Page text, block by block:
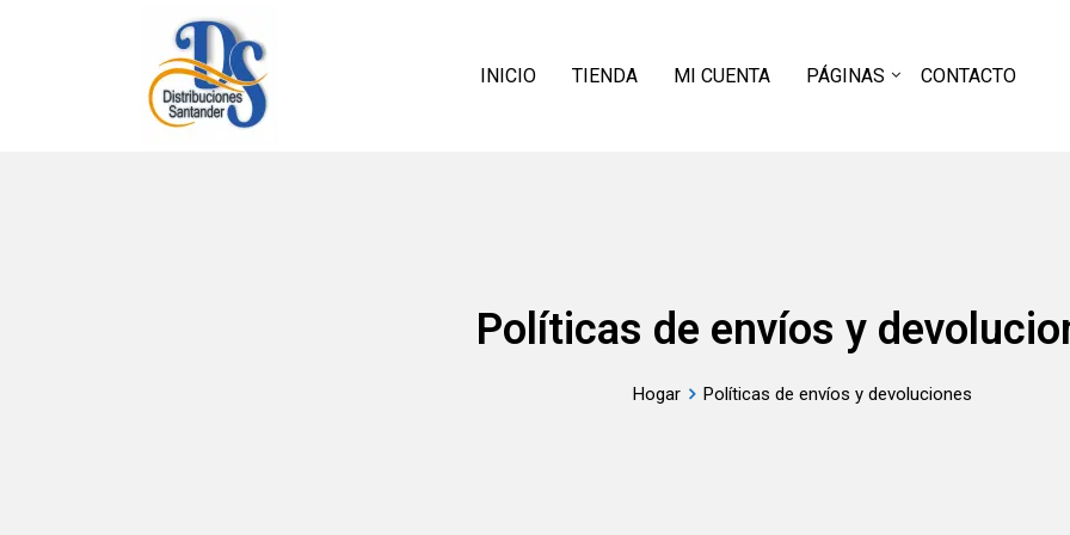
INICIO TIENDA MI CUENTA PÁGINAS CONTACTO
Políticas de envíos y
Hogar Políticas de envíos y devoluciones